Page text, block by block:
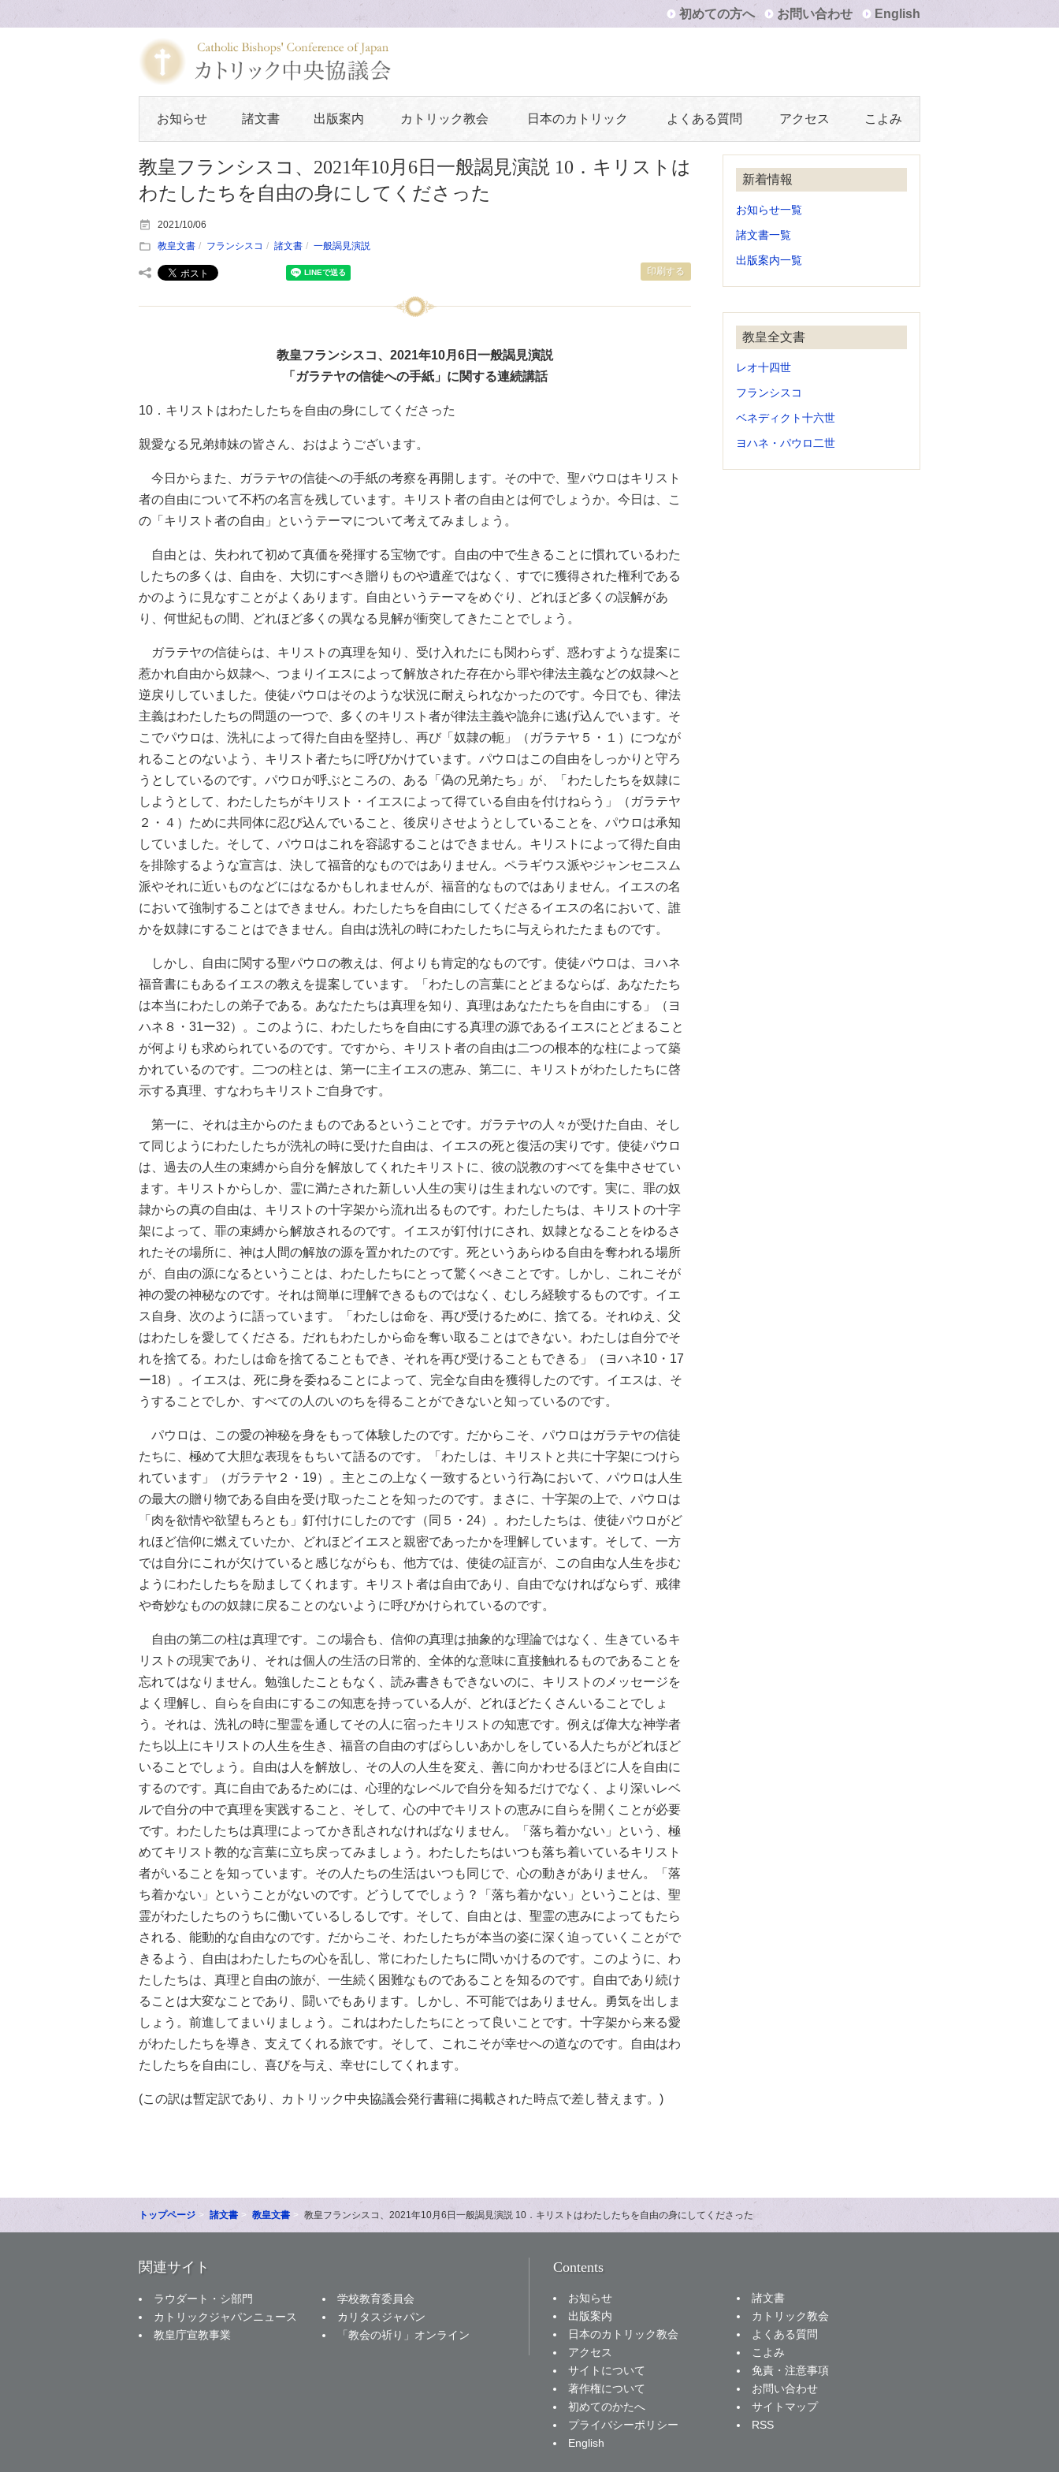
初めての方へ お問い合わせ English
お知らせ 諸文書 出版案内 カトリック教会 日本のカトリック よくある質問 アクセス こよみ
教皇フランシスコ、2021年10月6日一般謁見演説 10．キリストは
わたしたちを自由の身にしてくださった
印刷する
2021/10/06
教皇文書
フランシスコ 諸文書 一般謁見演説
教皇フランシスコ、2021年10月6日一般謁見演説
「ガラテヤの信徒への手紙」に関する連続講話
10．キリストはわたしたちを自由の身にしてくださった
親愛なる兄弟姉妹の皆さん、おはようございます。
今日からまた、ガラテヤの信徒への手紙の考察を再開します。その中で、聖パウロはキリスト
者の自由について不朽の名言を残しています。キリスト者の自由とは何でしょうか。今日は、こ
の「キリスト者の自由」というテーマについて考えてみましょう。
自由とは、失われて初めて真価を発揮する宝物です。自由の中で生きることに慣れているわた
したちの多くは、自由を、大切にすべき贈りものや遺産ではなく、すでに獲得された権利である
かのように見なすことがよくあります。自由というテーマをめぐり、どれほど多くの誤解があ
り、何世紀もの間、どれほど多くの異なる見解が衝突してきたことでしょう。
ガラテヤの信徒らは、キリストの真理を知り、受け入れたにも関わらず、惑わすような提案に
惹かれ自由から奴隷へ、つまりイエスによって解放された存在から罪や律法主義などの奴隷へと
逆戻りしていました。使徒パウロはそのような状況に耐えられなかったのです。今日でも、律法
主義はわたしたちの問題の一つで、多くのキリスト者が律法主義や詭弁に逃げ込んでいます。そ
こでパウロは、洗礼によって得た自由を堅持し、再び「奴隷の軛」（ガラテヤ５・１）につなが
れることのないよう、キリスト者たちに呼びかけています。パウロはこの自由をしっかりと守ろ
うとしているのです。パウロが呼ぶところの、ある「偽の兄弟たち」が、「わたしたちを奴隷に
しようとして、わたしたちがキリスト・イエスによって得ている自由を付けねらう」（ガラテヤ
２・４）ために共同体に忍び込んでいること、後戻りさせようとしていることを、パウロは承知
していました。そして、パウロはこれを容認することはできません。キリストによって得た自由
を排除するような宣言は、決して福音的なものではありません。ペラギウス派やジャンセニスム
派やそれに近いものなどにはなるかもしれませんが、福音的なものではありません。イエスの名
において強制することはできません。わたしたちを自由にしてくださるイエスの名において、誰
かを奴隷にすることはできません。自由は洗礼の時にわたしたちに与えられたたまものです。
しかし、自由に関する聖パウロの教えは、何よりも肯定的なものです。使徒パウロは、ヨハネ
福音書にもあるイエスの教えを提案しています。「わたしの言葉にとどまるならば、あなたたち
は本当にわたしの弟子である。あなたたちは真理を知り、真理はあなたたちを自由にする」（ヨ
ハネ８・31ー32）。このように、わたしたちを自由にする真理の源であるイエスにとどまること
が何よりも求められているのです。ですから、キリスト者の自由は二つの根本的な柱によって築
かれているのです。二つの柱とは、第一に主イエスの恵み、第二に、キリストがわたしたちに啓
示する真理、すなわちキリストご自身です。
第一に、それは主からのたまものであるということです。ガラテヤの人々が受けた自由、そし
て同じようにわたしたちが洗礼の時に受けた自由は、イエスの死と復活の実りです。使徒パウロ
は、過去の人生の束縛から自分を解放してくれたキリストに、彼の説教のすべてを集中させてい
ます。キリストからしか、霊に満たされた新しい人生の実りは生まれないのです。実に、罪の奴
隷からの真の自由は、キリストの十字架から流れ出るものです。わたしたちは、キリストの十字
架によって、罪の束縛から解放されるのです。イエスが釘付けにされ、奴隷となることをゆるさ
れたその場所に、神は人間の解放の源を置かれたのです。死というあらゆる自由を奪われる場所
が、自由の源になるということは、わたしたちにとって驚くべきことです。しかし、これこそが
神の愛の神秘なのです。それは簡単に理解できるものではなく、むしろ経験するものです。イエ
ス自身、次のように語っています。「わたしは命を、再び受けるために、捨てる。それゆえ、父
はわたしを愛してくださる。だれもわたしから命を奪い取ることはできない。わたしは自分でそ
れを捨てる。わたしは命を捨てることもでき、それを再び受けることもできる」（ヨハネ10・17
ー18）。イエスは、死に身を委ねることによって、完全な自由を獲得したのです。イエスは、そ
うすることでしか、すべての人のいのちを得ることができないと知っているのです。
パウロは、この愛の神秘を身をもって体験したのです。だからこそ、パウロはガラテヤの信徒
たちに、極めて大胆な表現をもちいて語るのです。「わたしは、キリストと共に十字架につけら
れています」（ガラテヤ２・19）。主とこの上なく一致するという行為において、パウロは人生
の最大の贈り物である自由を受け取ったことを知ったのです。まさに、十字架の上で、パウロは
「肉を欲情や欲望もろとも」釘付けにしたのです（同５・24）。わたしたちは、使徒パウロがど
れほど信仰に燃えていたか、どれほどイエスと親密であったかを理解しています。そして、一方
では自分にこれが欠けていると感じながらも、他方では、使徒の証言が、この自由な人生を歩む
ようにわたしたちを励ましてくれます。キリスト者は自由であり、自由でなければならず、戒律
や奇妙なものの奴隷に戻ることのないように呼びかけられているのです。
自由の第二の柱は真理です。この場合も、信仰の真理は抽象的な理論ではなく、生きているキ
リストの現実であり、それは個人の生活の日常的、全体的な意味に直接触れるものであることを
忘れてはなりません。勉強したこともなく、読み書きもできないのに、キリストのメッセージを
よく理解し、自らを自由にするこの知恵を持っている人が、どれほどたくさんいることでしょ
う。それは、洗礼の時に聖霊を通してその人に宿ったキリストの知恵です。例えば偉大な神学者
たち以上にキリストの人生を生き、福音の自由のすばらしいあかしをしている人たちがどれほど
いることでしょう。自由は人を解放し、その人の人生を変え、善に向かわせるほどに人を自由に
するのです。真に自由であるためには、心理的なレベルで自分を知るだけでなく、より深いレベ
ルで自分の中で真理を実践すること、そして、心の中でキリストの恵みに自らを開くことが必要
です。わたしたちは真理によってかき乱されなければなりません。「落ち着かない」という、極
めてキリスト教的な言葉に立ち戻ってみましょう。わたしたちはいつも落ち着いているキリスト
者がいることを知っています。その人たちの生活はいつも同じで、心の動きがありません。「落
ち着かない」ということがないのです。どうしてでしょう？「落ち着かない」ということは、聖
霊がわたしたちのうちに働いているしるしです。そして、自由とは、聖霊の恵みによってもたら
される、能動的な自由なのです。だからこそ、わたしたちが本当の姿に深く迫っていくことがで
きるよう、自由はわたしたちの心を乱し、常にわたしたちに問いかけるのです。このように、わ
たしたちは、真理と自由の旅が、一生続く困難なものであることを知るのです。自由であり続け
ることは大変なことであり、闘いでもあります。しかし、不可能ではありません。勇気を出しま
しょう。前進してまいりましょう。これはわたしたちにとって良いことです。十字架から来る愛
がわたしたちを導き、支えてくれる旅です。そして、これこそが幸せへの道なのです。自由はわ
たしたちを自由にし、喜びを与え、幸せにしてくれます。
(この訳は暫定訳であり、カトリック中央協議会発行書籍に掲載された時点で差し替えます。)
新着情報
お知らせ一覧
諸文書一覧
出版案内一覧
教皇全文書
レオ十四世
フランシスコ
ベネディクト十六世
ヨハネ・パウロ二世
トップページ 諸文書 教皇文書 教皇フランシスコ、2021年10月6日一般謁見演説 10．キリストはわたしたちを自由の身にしてくださった
関連サイト
ラウダート・シ部門
学校教育委員会
カトリックジャパンニュース
カリタスジャパン
教皇庁宣教事業
「教会の祈り」オンライン
Contents
お知らせ
諸文書
出版案内
カトリック教会
日本のカトリック教会
よくある質問
アクセス
こよみ
サイトについて
免責・注意事項
著作権について
お問い合わせ
初めてのかたへ
サイトマップ
プライバシーポリシー
RSS
English